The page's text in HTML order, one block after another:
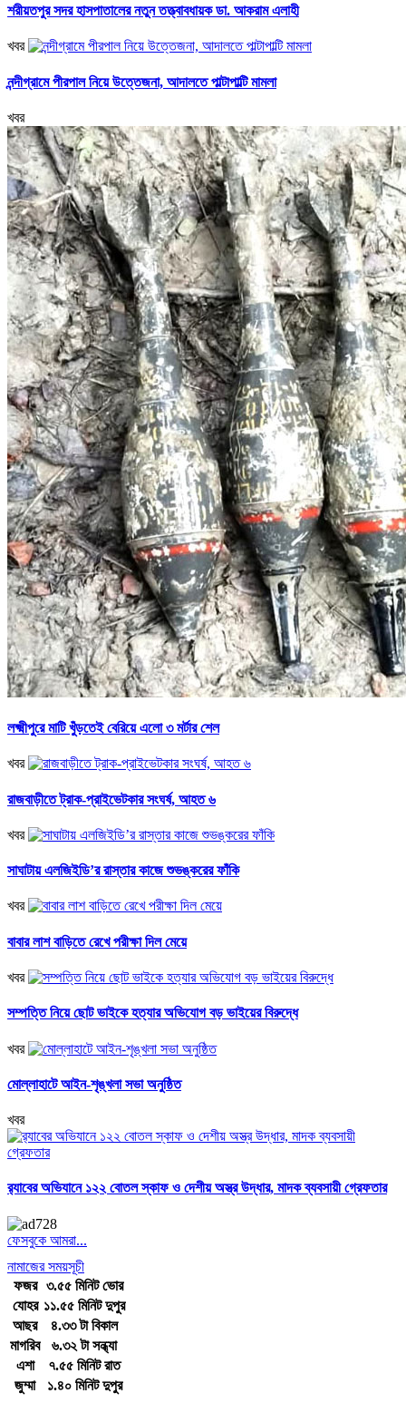
শরীয়তপুর সদর হাসপাতালের নতুন তত্ত্বাবধায়ক ডা. আকরাম এলাহী
খবর
নন্দীগ্রামে পীরপাল নিয়ে উত্তেজনা, আদালতে পাল্টাপাল্টি মামলা
খবর
লক্ষ্মীপুরে মাটি খুঁড়তেই বেরিয়ে এলো ৩ মর্টার শেল
খবর
রাজবাড়ীতে ট্রাক-প্রাইভেটকার সংঘর্ষ, আহত ৬
খবর
সাঘাটায় এলজিইডি’র রাস্তার কাজে শুভঙ্করের ফাঁকি
খবর
বাবার লাশ বাড়িতে রেখে পরীক্ষা দিল মেয়ে
খবর
সম্পত্তি নিয়ে ছোট ভাইকে হত্যার অভিযোগ বড় ভাইয়ের বিরুদ্ধে
খবর
মোল্লাহাটে আইন-শৃঙ্খলা সভা অনুষ্ঠিত
খবর
র‍্যাবের অভিযানে ১২২ বোতল স্কাফ ও দেশীয় অস্ত্র উদ্ধার, মাদক ব্যবসায়ী গ্রেফতার
ফেসবুকে আমরা...
নামাজের সময়সূচী
ফজর
৩.৫৫ মিনিট ভোর
যোহর ১১.৫৫ মিনিট দুপুর
আছর
৪.৩৩ টা বিকাল
মাগরিব
৬.৩২ টা সন্ধ্যা
এশা
৭.৫৫ মিনিট রাত
জুম্মা
১.৪০ মিনিট দুপুর